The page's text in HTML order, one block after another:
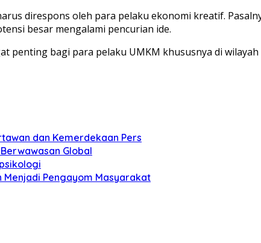
direspons oleh para pelaku ekonomi kreatif.
besar mengalami pencurian ide.
penting bagi para pelaku UMKM khususnya di
dan Kemerdekaan Pers
Global
Menjadi Pengayom Masyarakat